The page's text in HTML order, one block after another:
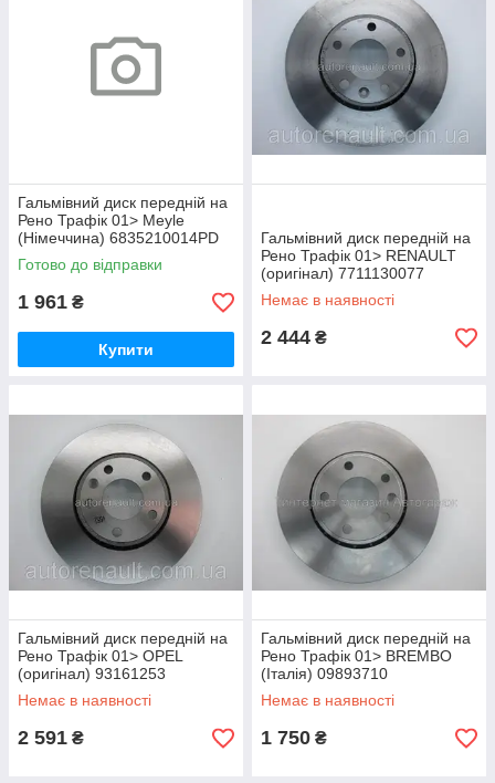
Гальмівний диск передній на
Рено Трафік 01> Meyle
(Німеччина) 6835210014PD
Готово до відправки
1 961 ₴
Купити
Гальмівний диск передній на
Рено Трафік 01> RENAULT
(оригінал) 7711130077
Немає в наявності
2 444 ₴
Гальмівний диск передній на
Рено Трафік 01> OPEL
(оригінал) 93161253
Немає в наявності
2 591 ₴
Гальмівний диск передній на
Рено Трафік 01> BREMBO
(Італія) 09893710
Немає в наявності
1 750 ₴